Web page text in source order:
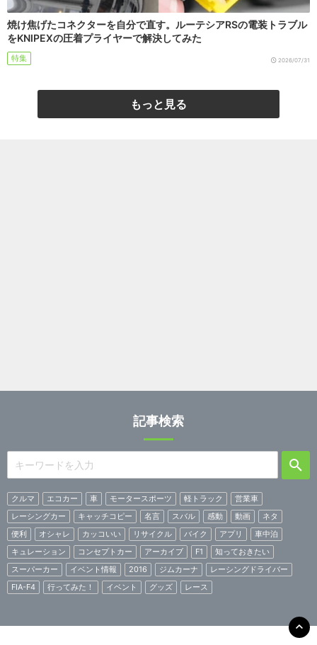
焼け焦げたコネクターを自分で直す。ルーテシアRSの電装トラブル
をKNIPEXの圧着プライヤーで解決してみた
特集 2026/07/31
もっと見る
記事検索
クルマ エコカー 車 モータースポーツ 軽トラック
営業車
レーシングカー
キャッチコピー 名言 スバル 感動 動画
ネタ
便利
オシャレ カッコいい リサイクル バイク アプリ
車中泊
キュレーション
コンセプトカー アーカイブ F1
知っておきたい
スーパーカー
イベント情報 2016 ジムカーナ
レーシングドライバー
FIA-F4
行ってみた！ イベント グッズ レース